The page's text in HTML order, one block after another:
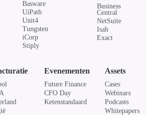
Basware
UiPath
Unit4
Tungsten
iCorp
Stiply
Business
Central
NetSuite
Isah
Exact
Evenementen
Future Finance
CFO Day
Ketenstandaard
Assets
Cases
Webinars
Podcasts
Whitepapers